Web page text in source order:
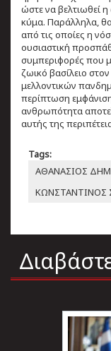
ώστε να βελτιωθεί
κύμα. Παράλληλα,
από τις οποίες η
ουσιαστική
συμπεριφορές που
ζωικό βασίλειο
μελλοντικών
περίπτωση
ανθρωπότητα
αυτής της
Tags:
ΑΘΑΝΑΣΙΟΣ
ΚΩΝΣΤΑΝΤΙΝΟΣ